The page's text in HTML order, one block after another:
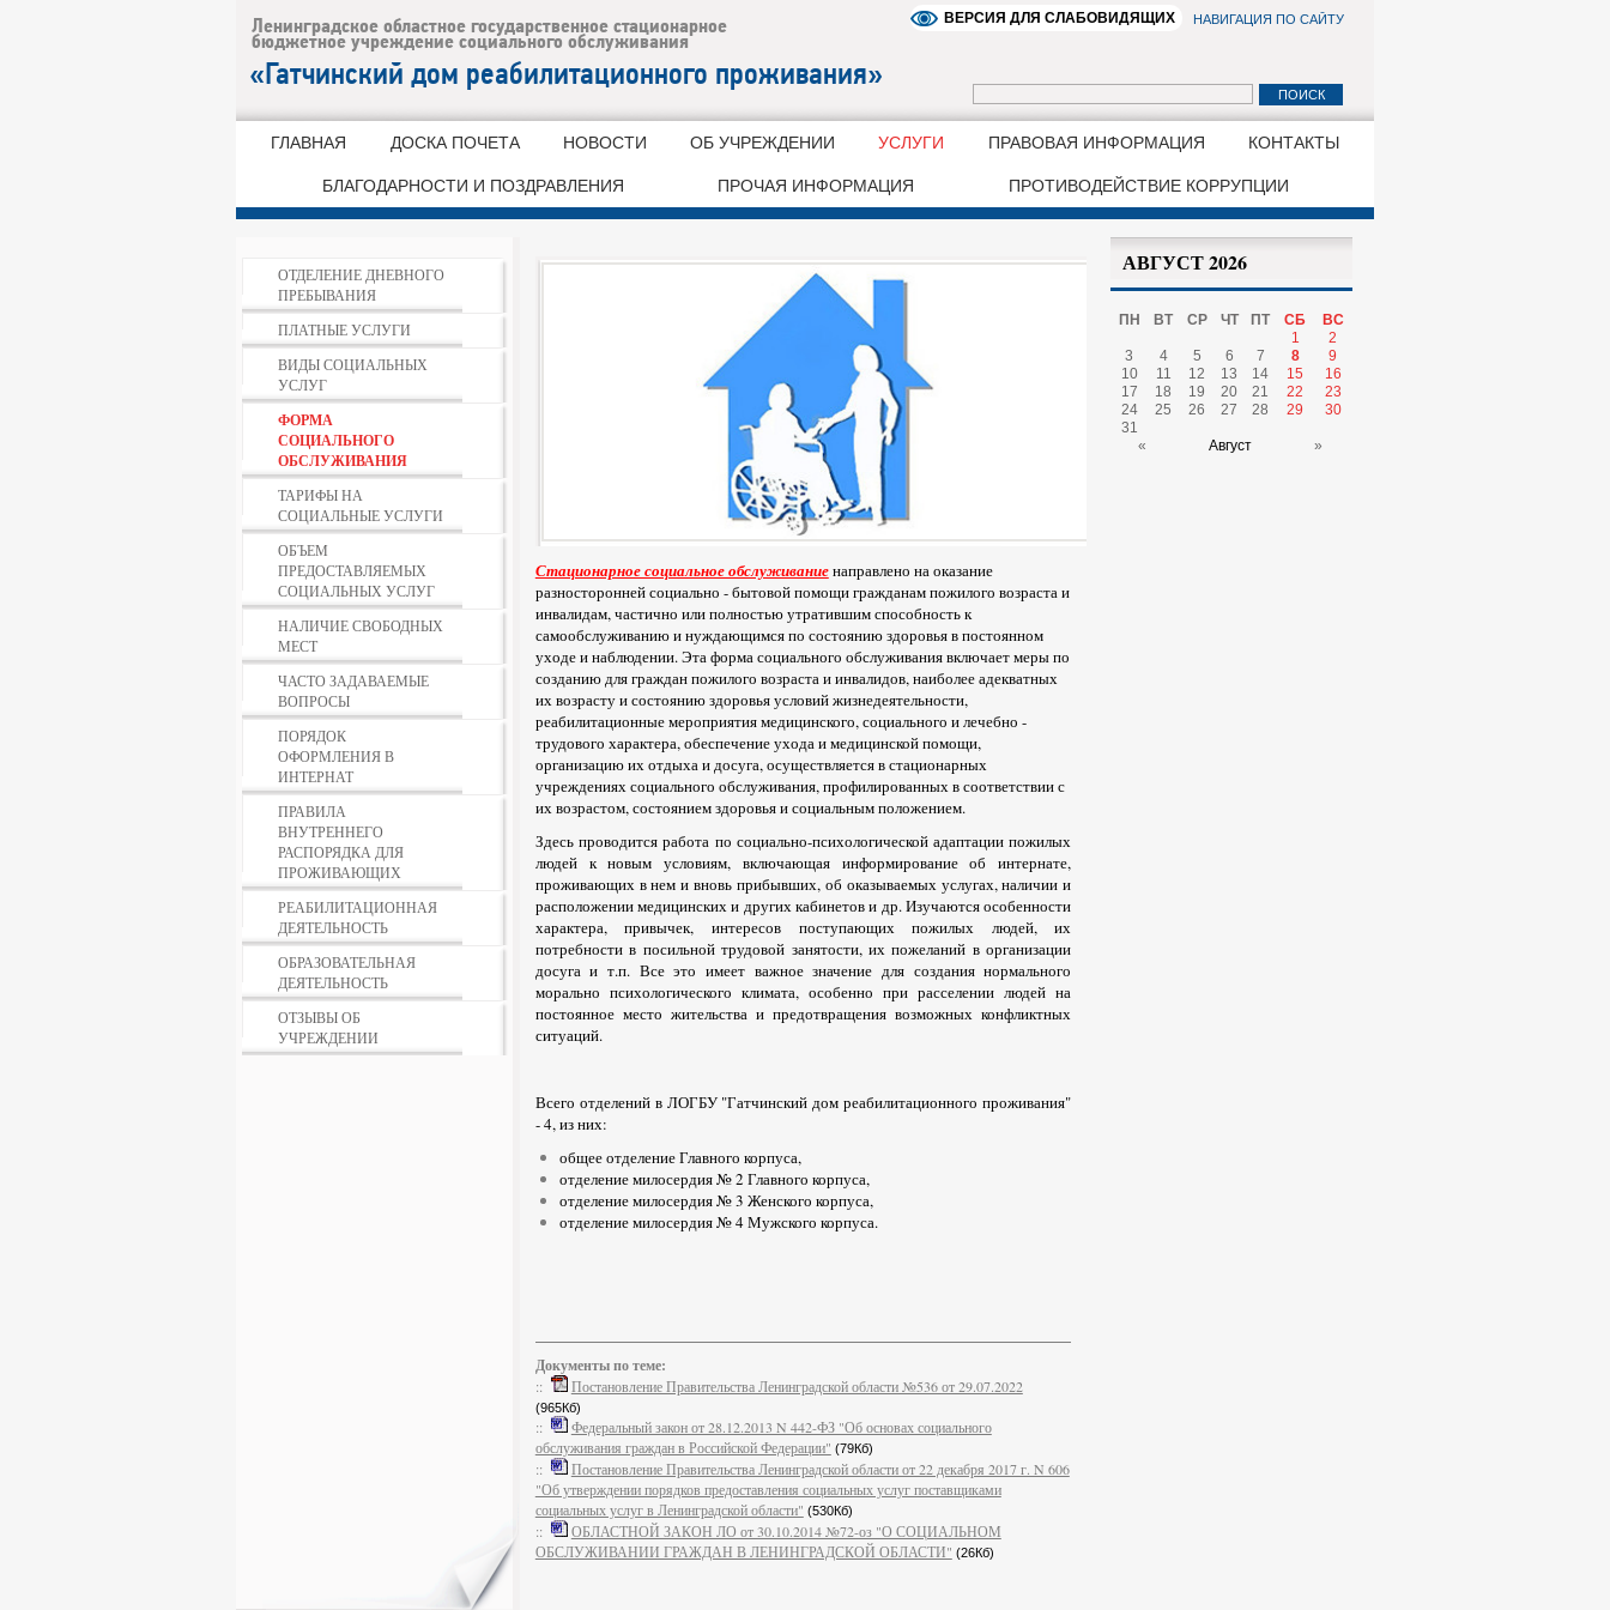
НАВИГАЦИЯ ПО САЙТУ
ВЕРСИЯ ДЛЯ СЛАБОВИДЯЩИХ
ГЛАВНАЯ ДОСКА ПОЧЕТА НОВОСТИ ОБ УЧРЕЖДЕНИИ УСЛУГИ ПРАВОВАЯ ИНФОРМАЦИЯ КОНТАКТЫ
БЛАГОДАРНОСТИ И ПОЗДРАВЛЕНИЯ ПРОЧАЯ ИНФОРМАЦИЯ ПРОТИВОДЕЙСТВИЕ КОРРУПЦИИ
ОТДЕЛЕНИЕ ДНЕВНОГО
ПРЕБЫВАНИЯ
ПЛАТНЫЕ УСЛУГИ
ВИДЫ СОЦИАЛЬНЫХ
УСЛУГ
ФОРМА
СОЦИАЛЬНОГО
ОБСЛУЖИВАНИЯ
ТАРИФЫ НА
СОЦИАЛЬНЫЕ УСЛУГИ
ОБЪЕМ
ПРЕДОСТАВЛЯЕМЫХ
СОЦИАЛЬНЫХ УСЛУГ
НАЛИЧИЕ СВОБОДНЫХ
МЕСТ
ЧАСТО ЗАДАВАЕМЫЕ
ВОПРОСЫ
ПОРЯДОК
ОФОРМЛЕНИЯ В
ИНТЕРНАТ
ПРАВИЛА
ВНУТРЕННЕГО
РАСПОРЯДКА ДЛЯ
ПРОЖИВАЮЩИХ
РЕАБИЛИТАЦИОННАЯ
ДЕЯТЕЛЬНОСТЬ
ОБРАЗОВАТЕЛЬНАЯ
ДЕЯТЕЛЬНОСТЬ
ОТЗЫВЫ ОБ
УЧРЕЖДЕНИИ
Стационарное социальное обслуживаниенаправлено на оказание
разносторонней социально - бытовой помощи гражданам пожилого возраста и
инвалидам, частично или полностью утратившим способность к
самообслуживанию и нуждающимся по состоянию здоровья в постоянном
уходе и наблюдении. Эта форма социального обслуживания включает меры по
созданию для граждан пожилого возраста и инвалидов, наиболее адекватных
их возрасту и состоянию здоровья условий жизнедеятельности,
реабилитационные мероприятия медицинского, социального и лечебно -
трудового характера, обеспечение ухода и медицинской помощи,
организацию их отдыха и досуга, осуществляется в стационарных
учреждениях социального обслуживания, профилированных в соответствии с
их возрастом, состоянием здоровья и социальным положением.
Здесь проводится работа по социально-психологической адаптации пожилых
людей к новым условиям, включающая информирование об интернате,
проживающих в нем и вновь прибывших, об оказываемых услугах, наличии и
расположении медицинских и других кабинетов и др. Изучаются особенности
характера, привычек, интересов поступающих пожилых людей, их
потребности в посильной трудовой занятости, их пожеланий в организации
досуга и т.п. Все это имеет важное значение для создания нормального
морально психологического климата, особенно при расселении людей на
постоянное место жительства и предотвращения возможных конфликтных
ситуаций.
Всего отделений в ЛОГБУ "Гатчинский дом реабилитационного проживания"
- 4, из них:
общее отделение Главного корпуса,
отделение милосердия № 2 Главного корпуса,
отделение милосердия № 3 Женского корпуса,
отделение милосердия № 4 Мужского корпуса.
Документы по теме:
:: Постановление Правительства Ленинградской области №536 от 29.07.2022
(965Кб)
::
Федеральный закон от 28.12.2013 N 442-ФЗ "Об основах социального
обслуживания граждан в Российской Федерации" (79Кб)
::
Постановление Правительства Ленинградской области от 22 декабря 2017 г. N 606
"Об утверждении порядков предоставления социальных услуг поставщиками
социальных услуг в Ленинградской области" (530Кб)
::
ОБЛАСТНОЙ ЗАКОН ЛО от 30.10.2014 №72-оз "О СОЦИАЛЬНОМ
ОБСЛУЖИВАНИИ ГРАЖДАН В ЛЕНИНГРАДСКОЙ ОБЛАСТИ" (26Кб)
АВГУСТ 2026
ПН ВТ СР ЧТ ПТ СБ
ВС
1
2
3
4 5 6 7 8
9
10
11 12 13 14 15
16
17
18 19 20 21 22
23
24
25 26 27 28 29
30
31
«
Август »